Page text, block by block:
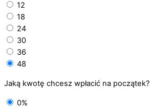
12
18
24
30
36
48
Jaką kwotę chcesz wpłacić na początek?
0%